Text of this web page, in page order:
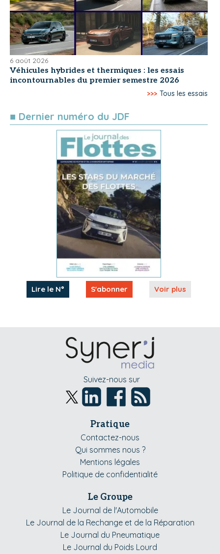
6 août 2026
Véhicules hybrides et thermiques : les essais
incontournables du premier semestre 2026
>>> Tous les essais
■ Dernier numéro du JDF
Lire le N° S'abonner Voir plus
Suivez-nous sur
Pratique
Contactez-nous
Qui sommes nous ?
Mentions légales
Politique de confidentialité
Le Groupe
Le Journal de l'Automobile
Le Journal de la Rechange et de la Réparation
Le Journal du Pneumatique
Le Journal du Poids Lourd